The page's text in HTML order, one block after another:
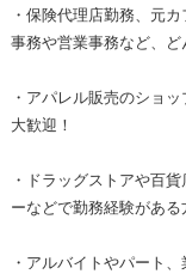
・保険代理店勤務、元
事務や営業事務など、ど
・アパレル販売のショ
大歓迎！
・ドラッグストアや百
ーなどで勤務経験がある
・アルバイトやパート